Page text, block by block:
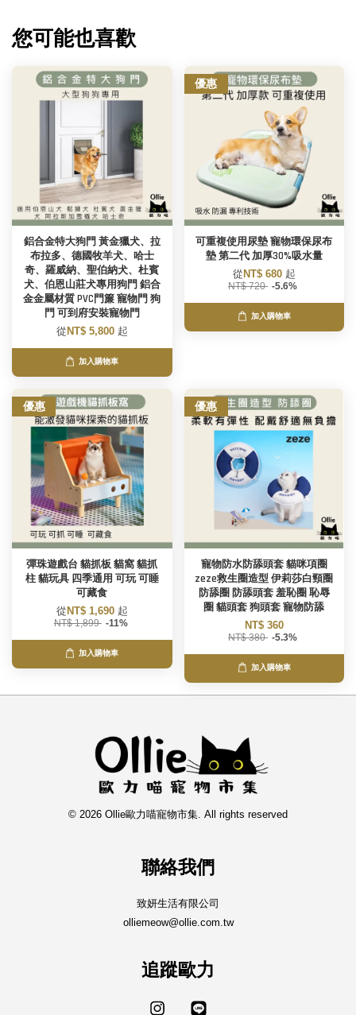
您可能也喜歡
鋁合金特大狗門 黃金獵犬、拉
布拉多、德國牧羊犬、哈士
奇、羅威納、聖伯納犬、杜賓
犬、伯恩山莊犬專用狗門 鋁合
金金屬材質 PVC門簾 寵物門 狗
門 可到府安裝寵物門
從NT$ 5,800 起
加入購物車
優惠
可重複使用尿墊 寵物環保尿布
墊 第二代 加厚30%吸水量
從NT$ 680 起
NT$ 720 -5.6%
加入購物車
優惠
彈珠遊戲台 貓抓板 貓窩 貓抓
柱 貓玩具 四季通用 可玩 可睡
可藏食
從NT$ 1,690 起
NT$ 1,899 -11%
加入購物車
優惠
寵物防水防舔頭套 貓咪項圈
zeze救生圈造型 伊莉莎白頸圈
防舔圈 防舔頭套 羞恥圈 恥辱
圈 貓頭套 狗頭套 寵物防舔
NT$ 360
NT$ 380 -5.3%
加入購物車
© 2026 Ollie歐力喵寵物市集. All rights reserved
聯絡我們
致妍生活有限公司
olliemeow@ollie.com.tw
追蹤歐力
Instagram